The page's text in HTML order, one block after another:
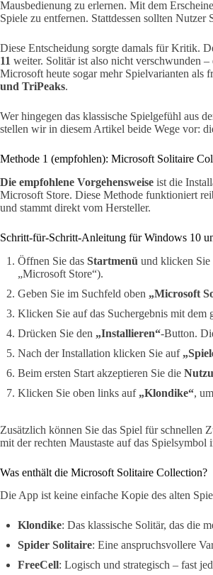
Mausbedienung zu erlernen. Mit dem
Spiele zu entfernen. Stattdessen sollten
Diese Entscheidung sorgte damals für Kritik.
11 weiter. Solitär ist also nicht verschwunden
Microsoft heute sogar mehr Spielvarianten als
und TriPeaks.
Wer hingegen das klassische Spielgefühl aus
stellen wir in diesem Artikel beide Wege vor:
Methode 1 (empfohlen): Microsoft Solitaire
Die empfohlene Vorgehensweise ist die
Microsoft Store. Diese Methode funktioniert
und stammt direkt vom Hersteller.
Schritt-für-Schritt-Anleitung für Windows 10
Öffnen Sie das Startmenü und klicken Sie
„Microsoft Store“).
Geben Sie im Suchfeld oben „Microsoft
Klicken Sie auf das Suchergebnis mit
Drücken Sie den „Installieren“-Button.
Nach der Installation klicken Sie auf
Beim ersten Start akzeptieren Sie die
Klicken Sie oben links auf „Klondike“,
Zusätzlich können Sie das Spiel für schnellen
mit der rechten Maustaste auf das Spielsymbol
Was enthält die Microsoft Solitaire Collection?
Die App ist keine einfache Kopie des alten
Klondike: Das klassische Solitär, das die
Spider Solitaire: Eine anspruchsvollere
FreeCell: Logisch und strategisch – fast